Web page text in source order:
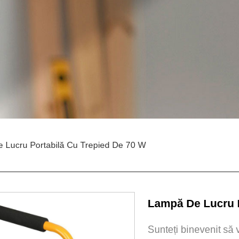
Lucru Portabilă Cu Trepied De 70 W
Lampă De Lucru
Sunteți binevenit să